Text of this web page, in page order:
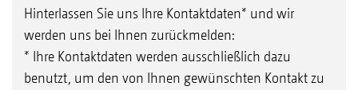
Hinterlassen Sie uns Ihre Kontaktdaten* und wir
werden uns bei Ihnen zurückmelden:
* Ihre Kontaktdaten werden ausschließlich dazu
benutzt, um den von Ihnen gewünschten Kontakt zu